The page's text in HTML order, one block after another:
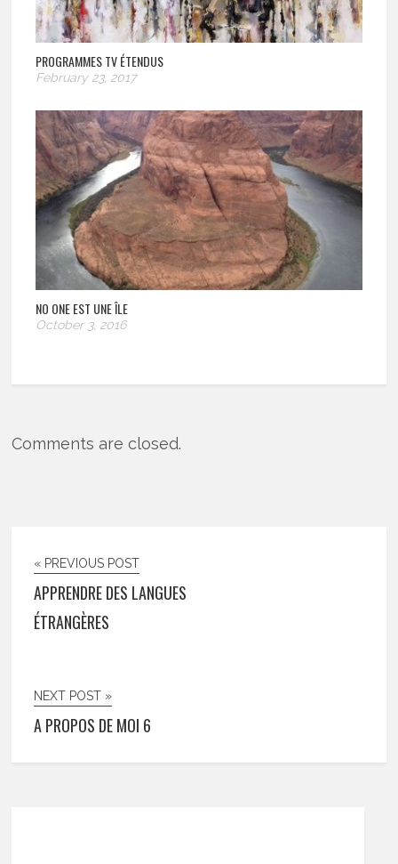
PROGRAMMES TV ÉTENDUS
February 23, 2017
NO ONE EST UNE ÎLE
October 3, 2016
Comments are closed.
« PREVIOUS POST
APPRENDRE DES LANGUES
ÉTRANGÈRES
NEXT POST »
A PROPOS DE MOI 6